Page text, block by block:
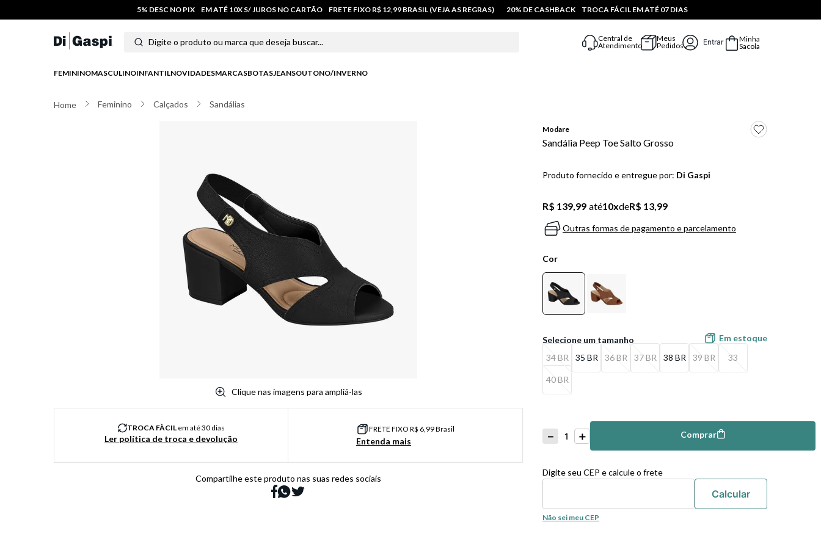
5% DESC NO PIX EM ATÉ 10X S/ JUROS NO CARTÃO FRETE FIXO R$ 12,99 BRASIL (VEJA AS REGRAS) 20% DE CASHBACK TROCA FÁCIL EM ATÉ 07 DIAS
Digite o produto ou marca que deseja buscar...
Central de
Atendimento
Meus
Pedidos
Entrar
Minha
Sacola
FEMININOMASCULINOINFANTILNOVIDADESMARCASBOTASJEANSOUTONO/INVERNO
Feminino Calçados Sandálias
Clique nas imagens para ampliá-las
TROCA FÀCILem até 30 dias
Ler política de troca e devolução
FRETE FIXO R$ 6,99 Brasil
Entenda mais
Compartilhe este produto nas suas redes sociais
Modare
Sandália Peep Toe Salto Grosso
Produto fornecido e entregue por: Di Gaspi
R$ 139,99 até10xdeR$ 13,99
Outras formas de pagamento e parcelamento
Cor
34 BR 35 BR 36 BR 37 BR 38 BR 39 BR 33
40 BR
Em estoque
＋
－
Comprar Comprar
Digite seu CEP e calcule o frete
Não sei meu CEP
tênis masculino